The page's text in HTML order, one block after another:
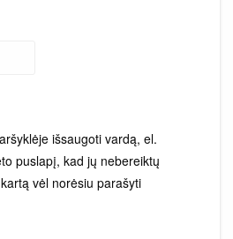
išsaugoti vardą, el.
puslapį, kad jų nebereiktų
vėl norėsiu parašyti